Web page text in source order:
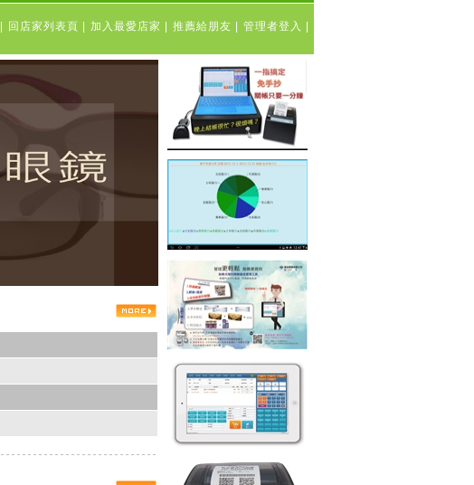
回店家列表頁 加入最愛店家 推薦給朋友 管理者登入